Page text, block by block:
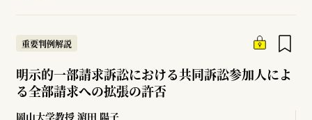
重要判例解説
明示的一部請求訴訟における共同訴訟参加人によ
る全部請求への拡張の許否
岡山大学教授 濵田 陽子